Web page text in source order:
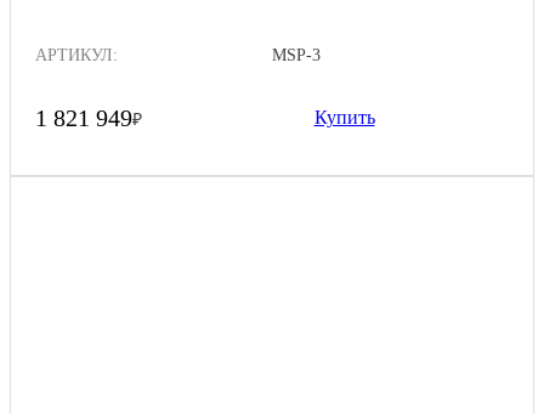
АРТИКУЛ: MSP-3
1 821 949₽ Купить